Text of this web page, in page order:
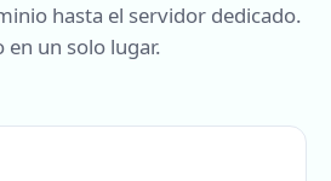
hasta el servidor dedicado.
en un solo lugar.